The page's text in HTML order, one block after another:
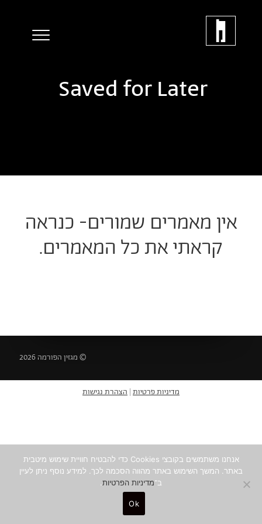
Saved for Later
אין מאמרים שמורים- כנראה
קראתי את כל המאמרים.
© מגזין הפורמה 2026
אנחנו משתמשים בקובצי Cookies כדי להבטיח חוויית שימוש מיטבית
באתר. המשך השימוש באתר מהווה הסכמה לכך. למידע נוסף ניתן לעיין
ב־מדיניות הפרטיות
Ok
מדיניות פרטיות | הצהרת נגישות